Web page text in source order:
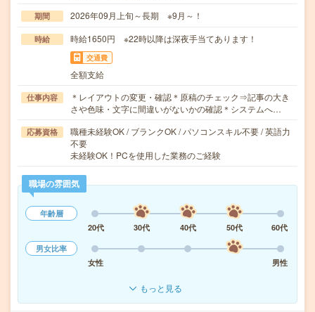
期間 2026年09月上旬～長期 ※9月～！
時給 時給1650円 ※22時以降は深夜手当てあります！
交通費
全額支給
仕事内容
＊レイアウトの変更・確認＊原稿のチェック⇒記事の大き
さや色味・文字に間違いがないかの確認＊システムへ…
応募資格
職種未経験OK / ブランクOK / パソコンスキル不要 / 英語力
不要
未経験OK！PCを使用した業務のご経験
職場の雰囲気
年齢層
20代
30代 40代 50代
60代
男女比率
女性
男性
もっと見る